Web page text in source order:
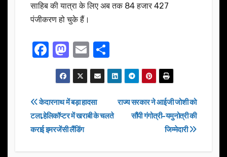
साहिब की यात्रा के लिए अब तक 84 हजार 427
पंजीकरण हो चुके हैं।
F
a
c
e
b
o
o
M
a
st
o
d
o
n
E
m
ail
h
ar
e
Post
navigation
राज्य सरकार ने आईजी जोशी को
सौंपी गंगोत्री-यमुनोत्री की
जिम्मेदारी
केदारनाथ में बड़ा हादसा
टला,हेलिकॉप्टर में खराबी के चलते
कराई इमरजेंसी लैंडिंग